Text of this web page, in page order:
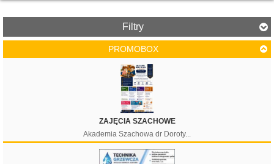
Filtry
Filtruj
PROMOBOX
ZAJĘCIA SZACHOWE
Akademia Szachowa dr Doroty...